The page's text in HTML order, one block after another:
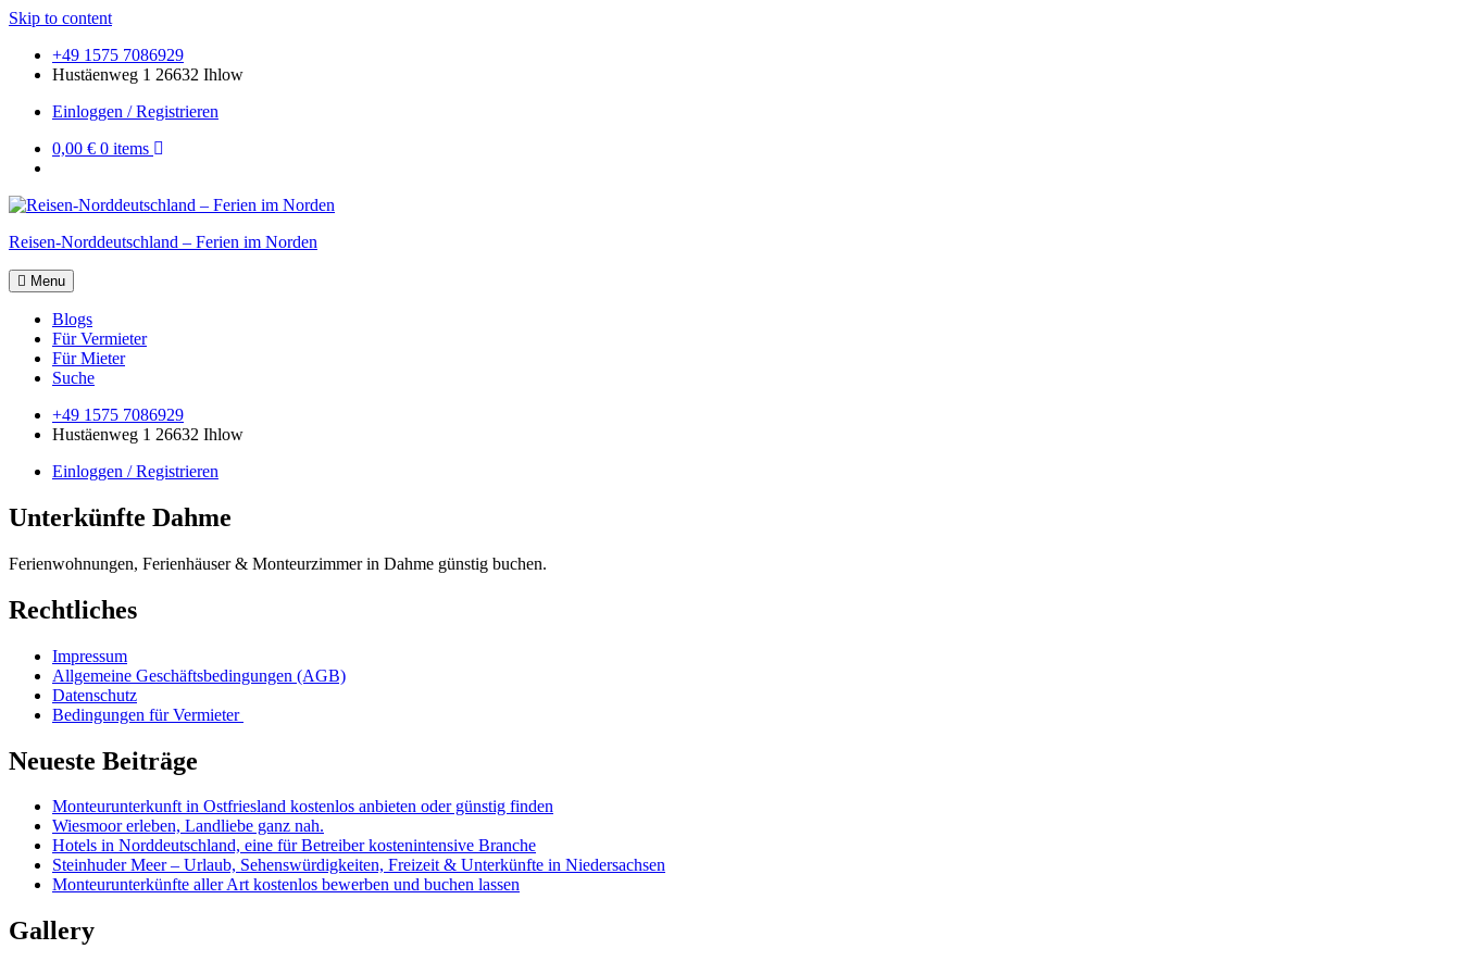
Skip to content
+49 1575 7086929
Hustäenweg 1 26632 Ihlow
Einloggen / Registrieren
0,00 € 0 items
Reisen-Norddeutschland – Ferien im Norden
Menu
Blogs
Für Vermieter
Für Mieter
Suche
+49 1575 7086929
Hustäenweg 1 26632 Ihlow
Einloggen / Registrieren
Unterkünfte Dahme
Ferienwohnungen, Ferienhäuser & Monteurzimmer in Dahme günstig buchen.
Rechtliches
Impressum
Allgemeine Geschäftsbedingungen (AGB)
Datenschutz
Bedingungen für Vermieter
Neueste Beiträge
Monteurunterkunft in Ostfriesland kostenlos anbieten oder günstig finden
Wiesmoor erleben, Landliebe ganz nah.
Hotels in Norddeutschland, eine für Betreiber kostenintensive Branche
Steinhuder Meer – Urlaub, Sehenswürdigkeiten, Freizeit & Unterkünfte in Niedersachsen
Monteurunterkünfte aller Art kostenlos bewerben und buchen lassen
Gallery